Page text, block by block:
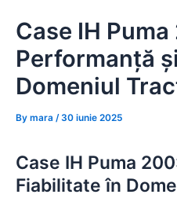
content
Case IH
Performanță
Domeniul
By mara /30 iunie 2025
Case IH Puma
Fiabilitate în